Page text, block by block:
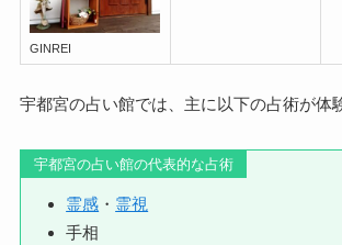
GINREI
宇都宮の占い館では、主に以下の占術が体
宇都宮の占い館の代表的な占術
霊感 ・ 霊視
手相